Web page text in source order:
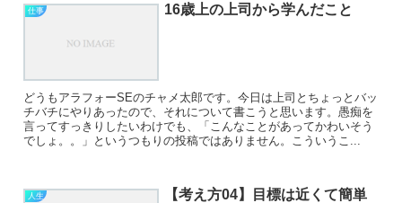
仕事 16歳上の上司から学んだこと
どうもアラフォーSEのチャメ太郎です。今日は上司とちょっとバッ
チバチにやりあったので、それについて書こうと思います。愚痴を
言ってすっきりしたいわけでも、「こんなことがあってかわいそう
でしょ。。」というつもりの投稿ではありません。こういうこ...
人生
【考え方04】目標は近くて簡単